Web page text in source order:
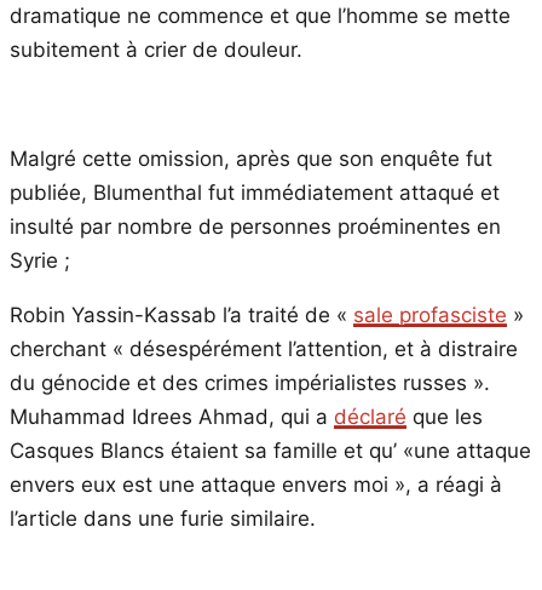
dramatique ne commence et que l’homme se mette
subitement à crier de douleur.
Malgré cette omission, après que son enquête fut
publiée, Blumenthal fut immédiatement attaqué et
insulté par nombre de personnes proéminentes en
Syrie ;
Robin Yassin-Kassab l’a traité de « sale profasciste »
cherchant « désespérément l’attention, et à distraire
du génocide et des crimes impérialistes russes ».
Muhammad Idrees Ahmad, qui a déclaré que les
Casques Blancs étaient sa famille et qu’ «une attaque
envers eux est une attaque envers moi », a réagi à
l’article dans une furie similaire.